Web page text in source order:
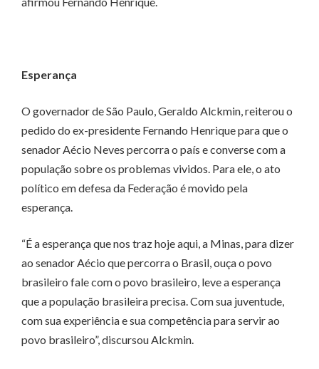
Esperança
O governador de São Paulo, Geraldo Alckmin, reiterou o
pedido do ex-presidente Fernando Henrique para que o
senador Aécio Neves percorra o país e converse com a
população sobre os problemas vividos. Para ele, o ato
político em defesa da Federação é movido pela
esperança.
“É a esperança que nos traz hoje aqui, a Minas, para dizer
ao senador Aécio que percorra o Brasil, ouça o povo
brasileiro fale com o povo brasileiro, leve a esperança
que a população brasileira precisa. Com sua juventude,
com sua experiência e sua competência para servir ao
povo brasileiro”, discursou Alckmin.